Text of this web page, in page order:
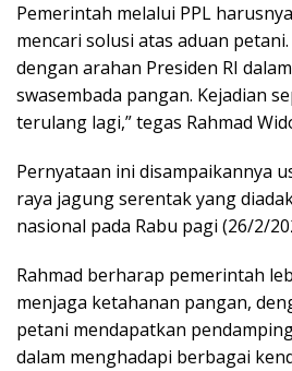
Pemerintah melalui PPL
mencari solusi atas aduan
dengan arahan Presiden RI
swasembada pangan. Kejadian
terulang lagi,” tegas Rahmad
Pernyataan ini disampaikannya
raya jagung serentak yang
nasional pada Rabu pagi (26/2/
Rahmad berharap pemerintah
menjaga ketahanan pangan,
petani mendapatkan
dalam menghadapi berbagai